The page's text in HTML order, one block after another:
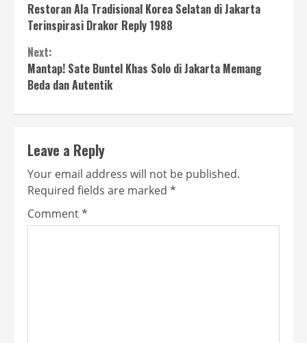
Reading
Restoran Ala Tradisional Korea Selatan di Jakarta
Terinspirasi Drakor Reply 1988
Next:
Mantap! Sate Buntel Khas Solo di Jakarta Memang
Beda dan Autentik
Leave a Reply
Your email address will not be published.
Required fields are marked *
Comment*